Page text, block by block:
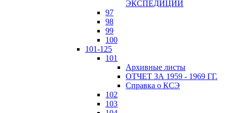
ЭКСПЕДИЦИИ
97
98
99
100
101-125
101
Архивные листы
ОТЧЕТ ЗА 1959 - 1969 ГГ.
Справка о КСЭ
102
103